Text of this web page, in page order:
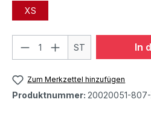
XS
ST In
Zum Merkzettel hinzufügen
Produktnummer: 20020051-